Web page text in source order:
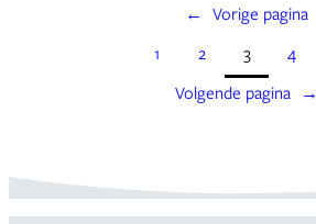
← Vorige pagina
1
2 3 4
Volgende pagina →